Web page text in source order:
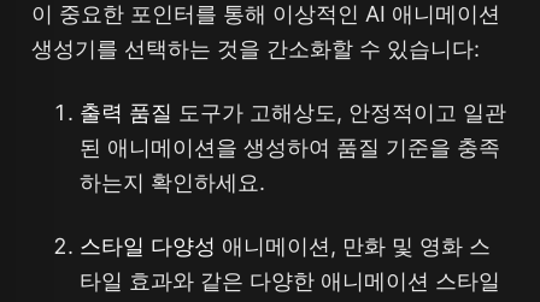
이 중요한 포인터를 통해 이상적인 AI 애니메이션
생성기를 선택하는 것을 간소화할 수 있습니다:
출력 품질 도구가 고해상도, 안정적이고 일관
된 애니메이션을 생성하여 품질 기준을 충족
하는지 확인하세요.
스타일 다양성 애니메이션, 만화 및 영화 스
타일 효과와 같은 다양한 애니메이션 스타일